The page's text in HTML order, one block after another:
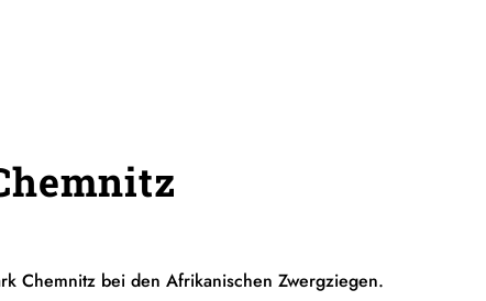
Chemnitz bei den Afrikanischen Zwergziegen.